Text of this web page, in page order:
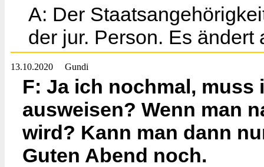
A: Der
der jur. Person. Es
13.10.2020 Gundi
F: Ja ich nochmal,
ausweisen? Wenn man
wird? Kann man dann
Guten Abend noch.